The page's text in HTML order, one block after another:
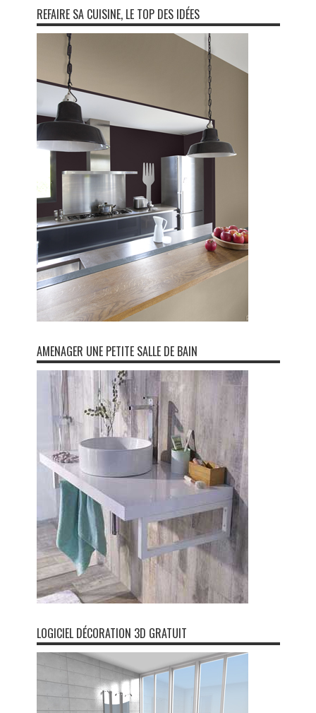
REFAIRE SA CUISINE, LE TOP DES IDÉES
AMENAGER UNE PETITE SALLE DE BAIN
LOGICIEL DÉCORATION 3D GRATUIT